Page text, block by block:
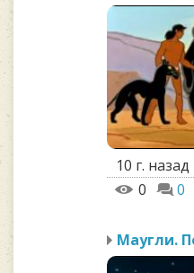
10 г. назад
0
0